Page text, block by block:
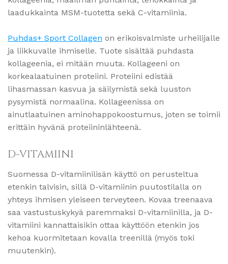
laadukkainta MSM-tuotetta sekä C-vitamiinia.
Puhdas+ Sport Collagen on erikoisvalmiste urheilijalle
ja liikkuvalle ihmiselle. Tuote sisältää puhdasta
kollageenia, ei mitään muuta. Kollageeni on
korkealaatuinen proteiini. Proteiini edistää
lihasmassan kasvua ja säilymistä sekä luuston
pysymistä normaalina. Kollageenissa on
ainutlaatuinen aminohappokoostumus, joten se toimii
erittäin hyvänä proteiininlähteenä.
D-VITAMIINI
Suomessa D-vitamiinilisän käyttö on perusteltua
etenkin talvisin, sillä D-vitamiinin puutostilalla on
yhteys ihmisen yleiseen terveyteen. Kovaa treenaava
saa vastustuskykyä paremmaksi D-vitamiinilla, ja D-
vitamiini kannattaisikin ottaa käyttöön etenkin jos
kehoa kuormitetaan kovalla treenillä (myös toki
muutenkin).